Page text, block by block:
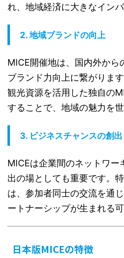
れ、地域経済に大きなイン
2. 地域ブランドの向上
MICE開催地は、国内外から
ブランド力向上に繋がりま
観光資源を活用した独自の
することで、地域の魅力を
3. ビジネスチャンスの創出
MICEは企業間のネットワー
出の場としても重要です。
は、参加者同士の交流を通
ートナーシップが生まれる
日本版MICEの特徴